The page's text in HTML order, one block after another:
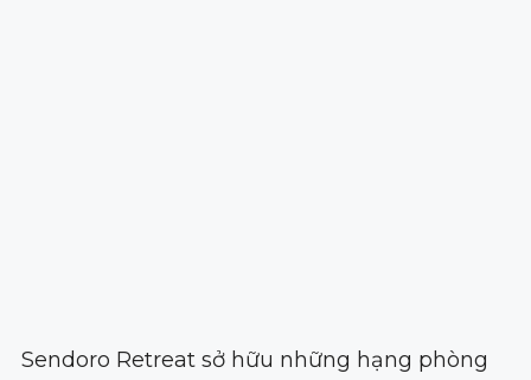
Sendoro Retreat sở hữu những hạng phòng